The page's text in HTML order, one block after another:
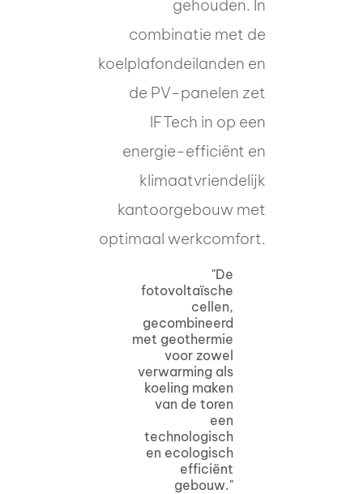
gehouden. In
combinatie met de
koelplafondeilanden en
de PV-panelen zet
IFTech in op een
energie-efficiënt en
klimaatvriendelijk
kantoorgebouw met
optimaal werkcomfort.
"De
fotovoltaïsche
cellen,
gecombineerd
met geothermie
voor zowel
verwarming als
koeling maken
van de toren
een
technologisch
en ecologisch
efficiënt
gebouw."